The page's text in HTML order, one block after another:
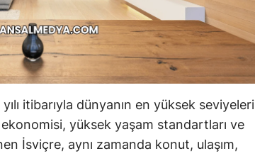
itibarıyla dünyanın en yüksek seviyeleri
ekonomisi, yüksek yaşam standartları ve
İsviçre, aynı zamanda konut, ulaşım,